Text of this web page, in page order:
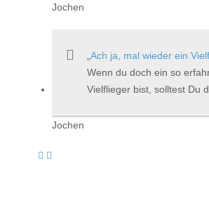
Jochen
Ach ja, mal wieder ein
Wenn du doch ein so
Vielflieger bist, solltest Du
Jochen